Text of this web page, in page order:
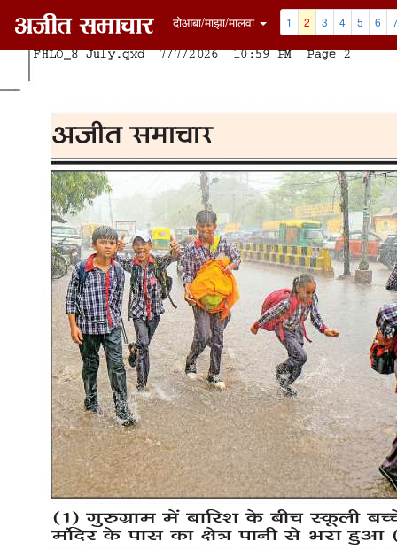
दोआबा/माझा/मालवा 1 2 3 4 5 6